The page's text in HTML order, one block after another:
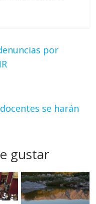
por
se harán
gustar